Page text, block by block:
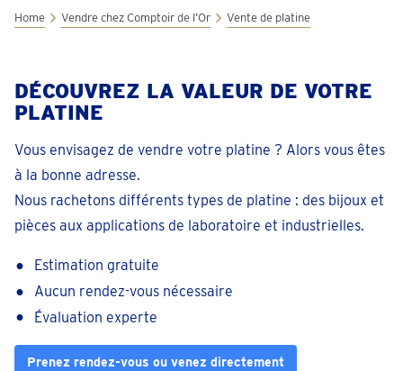
Home Vendre chez Comptoir de l’Or Vente de platine
DÉCOUVREZ LA VALEUR DE VOTRE
PLATINE
Vous envisagez de vendre votre platine ? Alors vous êtes
à la bonne adresse.
Nous rachetons différents types de platine : des bijoux et
pièces aux applications de laboratoire et industrielles.
Estimation gratuite
Aucun rendez-vous nécessaire
Évaluation experte
Prenez rendez-vous ou venez directement